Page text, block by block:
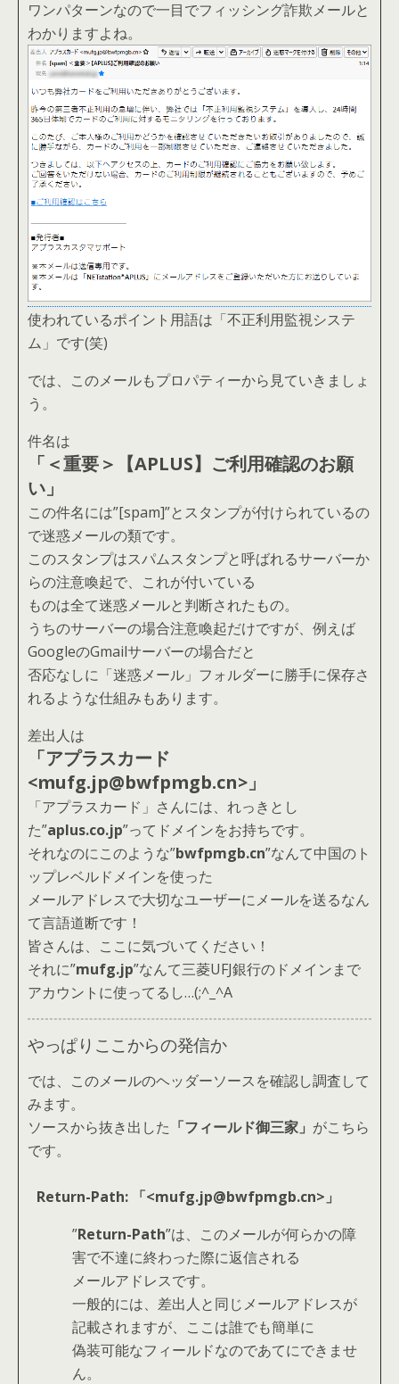
ワンパターンなので一目でフィッシング詐欺メールと
わかりますよね。
使われているポイント用語は「不正利用監視システ
ム」です(笑)
では、このメールもプロパティーから見ていきましょ
う。
件名は
「＜重要＞【APLUS】ご利用確認のお願
い」
この件名には”[spam]”とスタンプが付けられているの
で迷惑メールの類です。
このスタンプはスパムスタンプと呼ばれるサーバーか
らの注意喚起で、これが付いている
ものは全て迷惑メールと判断されたもの。
うちのサーバーの場合注意喚起だけですが、例えば
GoogleのGmailサーバーの場合だと
否応なしに「迷惑メール」フォルダーに勝手に保存さ
れるような仕組みもあります。
差出人は
「アプラスカード
<mufg.jp@bwfpmgb.cn>」
「アプラスカード」さんには、れっきとし
た”aplus.co.jp”ってドメインをお持ちです。
それなのにこのような”bwfpmgb.cn”なんて中国のト
ップレベルドメインを使った
メールアドレスで大切なユーザーにメールを送るなん
て言語道断です！
皆さんは、ここに気づいてください！
それに”mufg.jp”なんて三菱UFJ銀行のドメインまで
アカウントに使ってるし…(;^_^A
やっぱりここからの発信か
では、このメールのヘッダーソースを確認し調査して
みます。
ソースから抜き出した 「フィールド御三家」 がこちら
です。
Return-Path: 「<mufg.jp@bwfpmgb.cn>」
”Return-Path”は、このメールが何らかの障
害で不達に終わった際に返信される
メールアドレスです。
一般的には、差出人と同じメールアドレスが
記載されますが、ここは誰でも簡単に
偽装可能なフィールドなのであてにできませ
ん。